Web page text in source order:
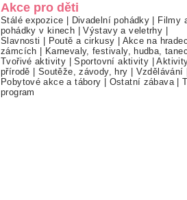
Akce pro děti
Stálé expozice Divadelní pohádky
Filmy
pohádky v kinech |Výstavy a veletrhy
Slavnosti
Poutě a cirkusy
Akce na
zámcích
Karnevaly, festivaly, hudba, tanec
Tvořivé aktivity |Sportovní aktivity |
přírodě
Soutěže, závody, hry Vzdělávání
Pobytové akce a tábory
Ostatní zábava|
program